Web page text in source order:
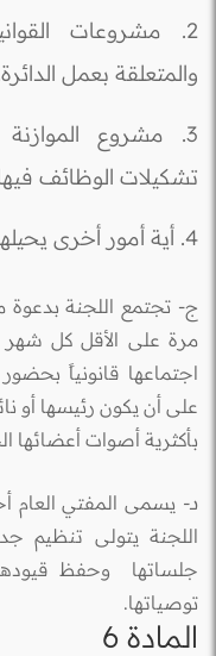
2. مشروعات
والمتعلقة بعمل
3. مشروع
تشكيلات الوظائف
4. أية أمور أخرى يحيلها المفتي العام إليها.
ج- تجتمع اللجنة بدعوة
مرة على الأقل كل شهر
اجتماعها قانونياً
على أن يكون رئيسها أو
بأكثرية أصوات أعضائها
د- يسمى المفتي العام
اللجنة يتولى تنظيم
جلساتها وحفظ
توصياتها.
المادة 6